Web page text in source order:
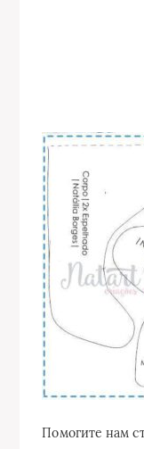
Помогите нам